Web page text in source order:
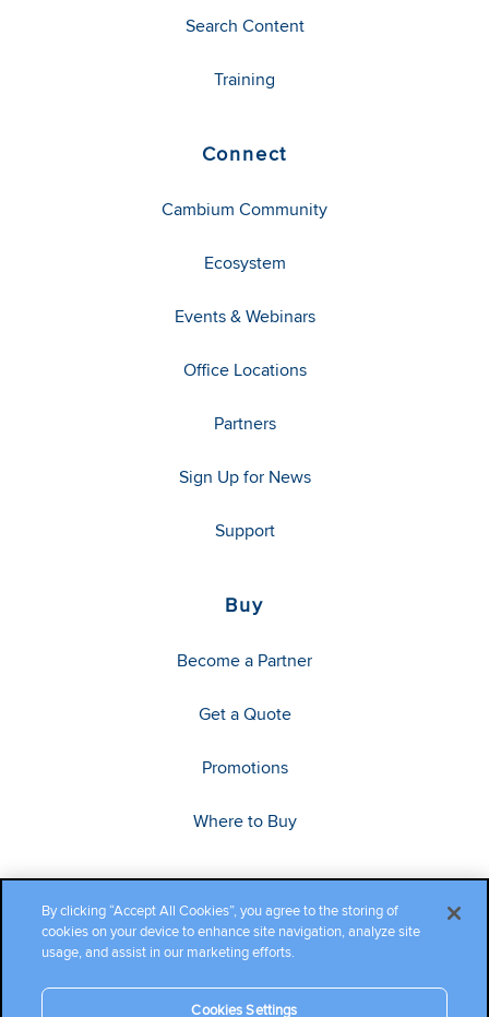
Search Content
Training
Connect
Cambium Community
Ecosystem
Events & Webinars
Office Locations
Partners
Sign Up for News
Support
Buy
Become a Partner
Get a Quote
Promotions
Where to Buy
By clicking “Accept All Cookies”, you agree to the storing of
cookies on your device to enhance site navigation, analyze site
usage, and assist in our marketing efforts.
Cookies Settings